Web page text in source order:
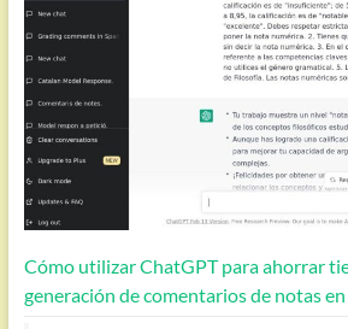
Cómo utilizar ChatGPT para ahorrar
generación de comentarios de notas